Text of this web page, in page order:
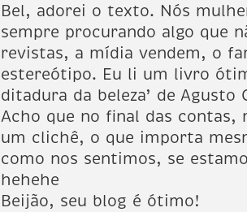
Bel, adorei o texto. Nós
sempre procurando algo que
revistas, a mídia vendem, o
estereótipo. Eu li um livro
ditadura da beleza’ de Agusto
Acho que no final das contas,
um clichê, o que importa
como nos sentimos, se
hehehe
Beijão, seu blog é ótimo!